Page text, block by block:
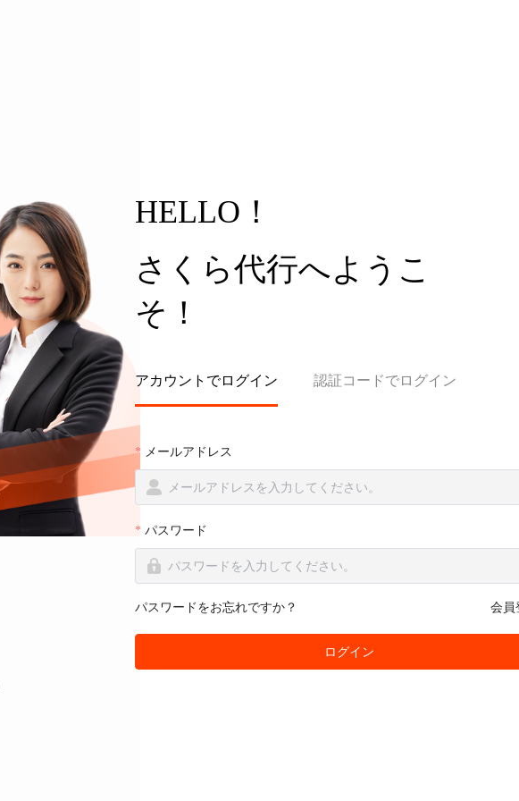
HELLO！
さくら代行へようこ
そ！
アカウントでログイン 認証コードでログイン
メールアドレス
パスワード
パスワードをお忘れですか？ 会員
ログイン